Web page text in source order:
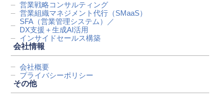
営業戦略コンサルティング
営業組織マネジメント代行 （SMaaS）
SFA（営業管理システム）／
DX支援＋生成AI活用
インサイドセールス構築
会社情報
会社概要
プライバシーポリシー
その他